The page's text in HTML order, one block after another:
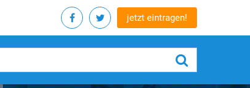
jetzt eintragen!